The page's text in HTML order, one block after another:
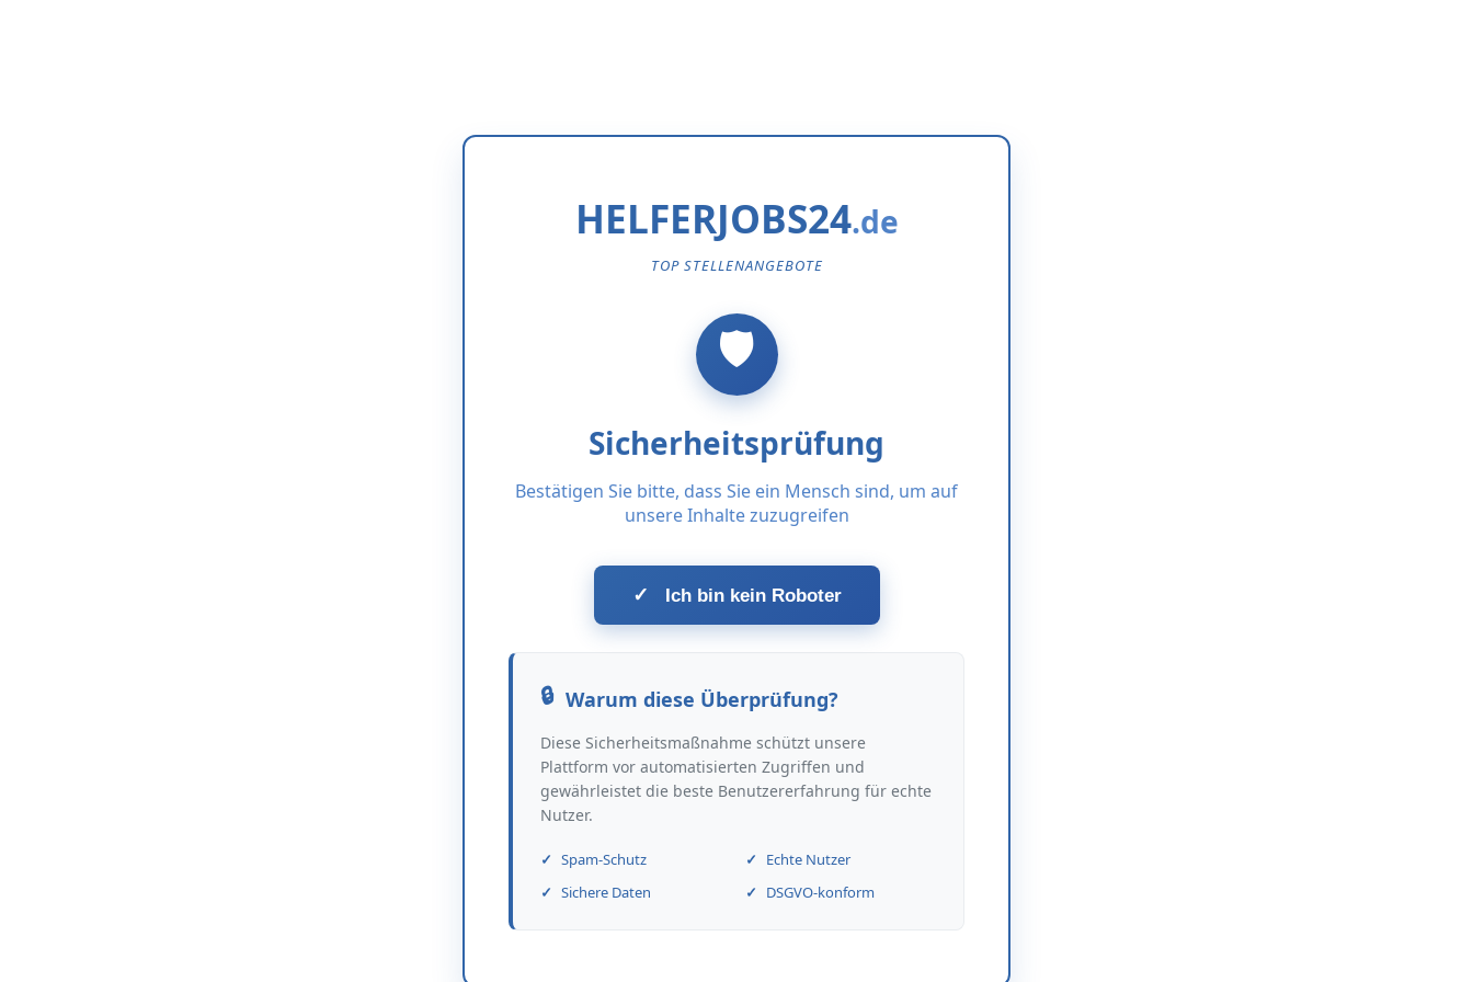
HELFERJOBS24
TOP STELLENANGEBOTE
Sicherheitsprüfung
Bestätigen Sie bitte, dass Sie ein Mensch sind, um auf
unsere Inhalte zuzugreifen
✓ Ich bin kein Roboter
Warum diese Überprüfung?
Diese Sicherheitsmaßnahme schützt unsere
Plattform vor automatisierten Zugriffen und
gewährleistet die beste Benutzererfahrung für echte
Nutzer.
Spam-Schutz
Echte Nutzer
Sichere Daten
DSGVO-konform